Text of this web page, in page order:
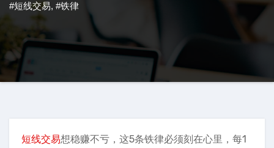
#短线交易, #铁律
短线交易想稳赚不亏，这5条铁律必须刻在心里，每1